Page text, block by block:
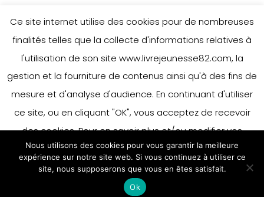
Ce site internet utilise des cookies pour de nombreuses
finalités telles que la collecte d'informations relatives à
l'utilisation de son site www.livrejeunesse82.com, la
gestion et la fourniture de contenus ainsi qu'à des fins de
mesure et d'analyse d'audience. En continuant d'utiliser
ce site, ou en cliquant "OK", vous acceptez de recevoir
des cookies. Pour en savoir plus et/ou modifier vos
préférences en matière de cookies, merci de vous référer
à notre politique sur les cookies.
Accepter
En savoir plus
Nous utilisons des cookies pour vous garantir la meilleure
expérience sur notre site web. Si vous continuez à utiliser ce
site, nous supposerons que vous en êtes satisfait.
Ok